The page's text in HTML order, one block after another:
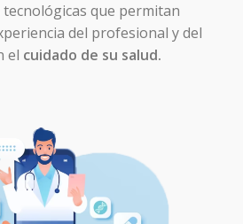
que permitan
del profesional y del
el cuidado de su salud.